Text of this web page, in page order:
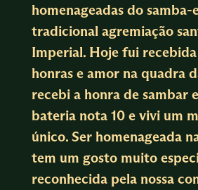
homenageadas do samba-
tradicional agremiação
Imperial. Hoje fui
honras e amor na quadra
recebi a honra de sambar
bateria nota 10 e vivi um
único. Ser homenageada
tem um gosto muito
reconhecida pela nossa